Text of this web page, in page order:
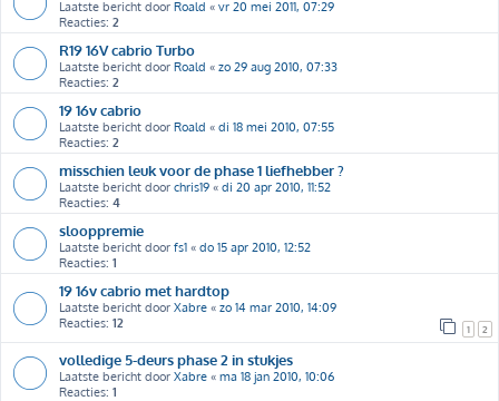
Laatste bericht door Roald « vr 20 mei 2011, 07:29
Reacties: 2
R19 16V cabrio Turbo
Laatste bericht door Roald « zo 29 aug 2010, 07:33
Reacties: 2
19 16v cabrio
Laatste bericht door Roald « di 18 mei 2010, 07:55
Reacties: 2
misschien leuk voor de phase 1 liefhebber ?
Laatste bericht door chris19 « di 20 apr 2010, 11:52
Reacties: 4
slooppremie
Laatste bericht door fs1 « do 15 apr 2010, 12:52
Reacties: 1
19 16v cabrio met hardtop
Laatste bericht door Xabre « zo 14 mar 2010, 14:09
Reacties: 12 1 2
volledige 5-deurs phase 2 in stukjes
Laatste bericht door Xabre « ma 18 jan 2010, 10:06
Reacties: 1